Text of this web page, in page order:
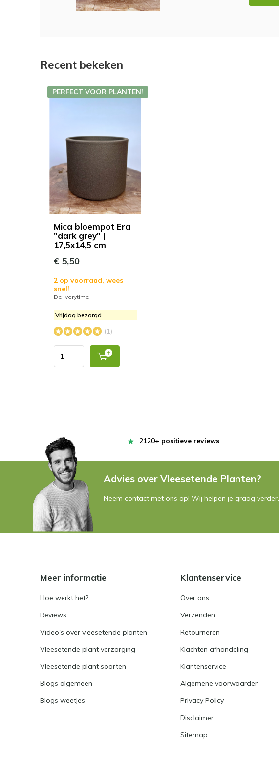
Recent bekeken
Mica bloempot Era
"dark grey" |
17,5x14,5 cm
PERFECT VOOR PLANTEN!
€ 5,50
2 op voorraad, wees
snel!
Deliverytime
Vrijdag bezorgd
(1)
2120+ positieve reviews
Advies over Vleesetende Planten?
Neem contact met ons op! Wij helpen je graag verder.
Meer informatie
Hoe werkt het?
Reviews
Video's over vleesetende planten
Vleesetende plant verzorging
Vleesetende plant soorten
Blogs algemeen
Blogs weetjes
Klantenservice
Over ons
Verzenden
Retourneren
Klachten afhandeling
Klantenservice
Algemene voorwaarden
Privacy Policy
Disclaimer
Sitemap